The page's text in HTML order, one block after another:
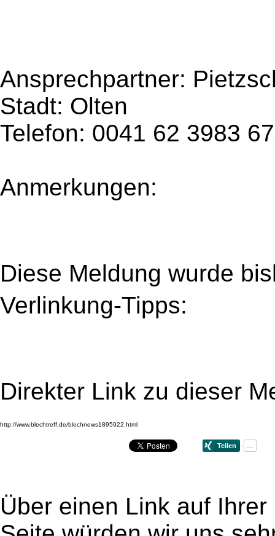
Ansprechpartner:
Stadt: Olten
Telefon: 0041 62 3983
Anmerkungen:
Diese Meldung wurde
Verlinkung-Tipps:
Direkter Link zu dieser
Über einen Link auf